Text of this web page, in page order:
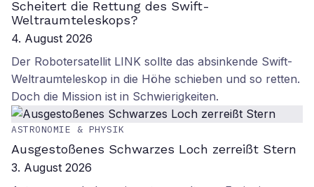
Scheitert die Rettung des Swift-
Weltraumteleskops?
4. August 2026
Der Robotersatellit LINK sollte das absinkende Swift-
Weltraumteleskop in die Höhe schieben und so retten.
Doch die Mission ist in Schwierigkeiten.
ASTRONOMIE & PHYSIK
Ausgestoßenes Schwarzes Loch zerreißt Stern
3. August 2026